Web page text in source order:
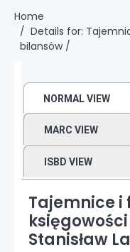
Home
Details for:
bilansów /
NORMAL VIEW
MARC VIEW
ISBD VIEW
Tajemnice i
Stanisław